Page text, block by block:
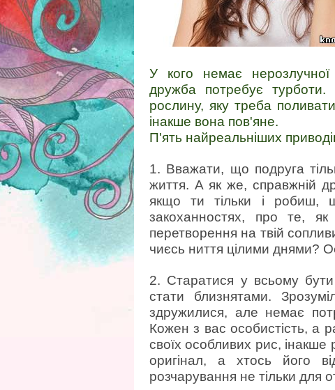
У кого немає
дружба потребує
рослину, яку треба
інакше вона пов'яне.
П'ять найреальніших
1. Вважати, що подруга
життя. А як же, справжній
якщо ти тільки і робиш,
закоханностях, про те,
перетворення на твій
чиєсь ниття цілими днями?
2. Старатися у всьому
стати близнятами.
здружилися, але немає
Кожен з вас особистість, а
своїх особливих рис, інакше
оригінал, а хтось його
розчарування не тільки для